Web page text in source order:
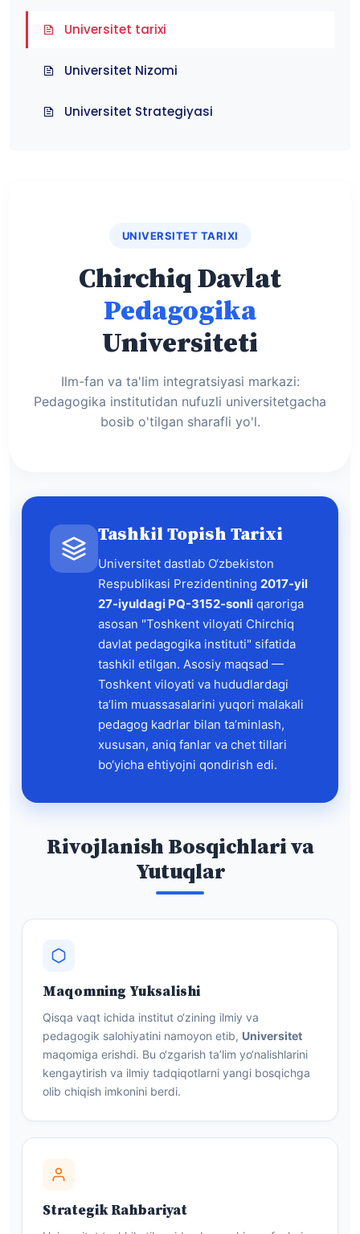
Universitet tarixi
Universitet Nizomi
Universitet Strategiyasi
UNIVERSITET TARIXI
Chirchiq Davlat
Pedagogika
Universiteti
Ilm-fan va ta'lim integratsiyasi markazi:
Pedagogika institutidan nufuzli universitetgacha
bosib o'tilgan sharafli yo'l.
Tashkil Topish Tarixi
Universitet dastlab O‘zbekiston
Respublikasi Prezidentining 2017-yil
27-iyuldagi PQ-3152-sonli qaroriga
asosan "Toshkent viloyati Chirchiq
davlat pedagogika instituti" sifatida
tashkil etilgan. Asosiy maqsad —
Toshkent viloyati va hududlardagi
ta’lim muassasalarini yuqori malakali
pedagog kadrlar bilan ta’minlash,
xususan, aniq fanlar va chet tillari
bo‘yicha ehtiyojni qondirish edi.
Rivojlanish Bosqichlari va
Yutuqlar
Maqomning Yuksalishi
Qisqa vaqt ichida institut o‘zining ilmiy va
pedagogik salohiyatini namoyon etib, Universitet
maqomiga erishdi. Bu o‘zgarish ta’lim yo‘nalishlarini
kengaytirish va ilmiy tadqiqotlarni yangi bosqichga
olib chiqish imkonini berdi.
Strategik Rahbariyat